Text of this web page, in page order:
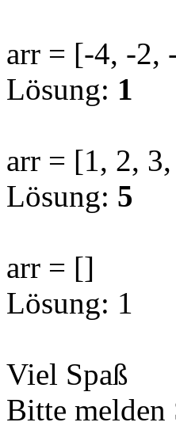
arr = [-4, -2,
Lösung: 1
arr = [1, 2,
Lösung: 5
arr = []
Lösung: 1
Viel Spaß
Bitte melden